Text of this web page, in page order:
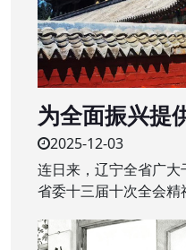
为全面振兴提
——辽宁全省广
学习贯彻省委
神
2025-12-03
连日来，辽宁全省广
省委十三届十次全会精
勇争先，推动辽宁全